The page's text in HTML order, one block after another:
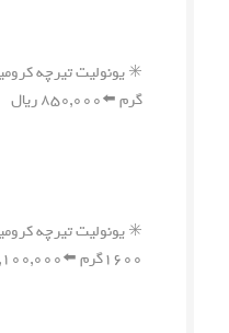
گرم ⬅️۸۵۰,۰۰۰ ریال
۱۶۰۰گرم ⬅️۱,۱۰۰,۰۰۰ ریال